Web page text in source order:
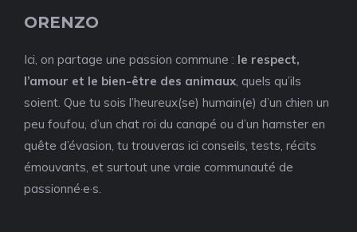
ORENZO
Ici, on partage une passion commune : le respect,
l’amour et le bien-être des animaux, quels qu’ils
soient. Que tu sois l’heureux(se) humain(e) d’un chien un
peu foufou, d’un chat roi du canapé ou d’un hamster en
quête d’évasion, tu trouveras ici conseils, tests, récits
émouvants, et surtout une vraie communauté de
passionné·e·s.